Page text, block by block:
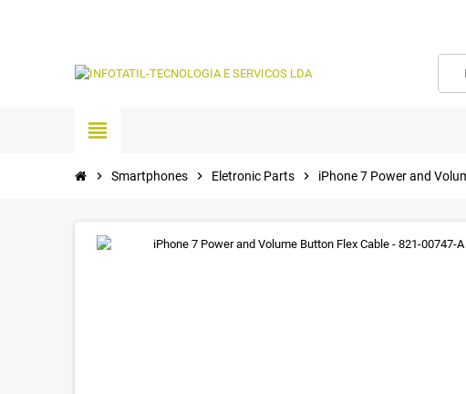
view_headline
chevron_right Smartphones chevron_right Eletronic Parts chevron_right iPhone 7 Power and